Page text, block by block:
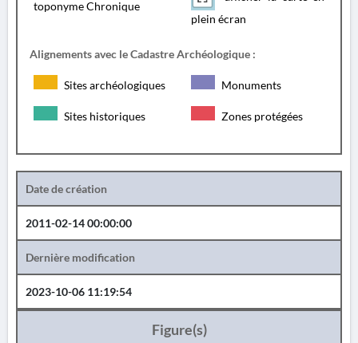
toponyme Chronique
plein écran
Alignements avec le Cadastre Archéologique :
Sites archéologiques Monuments
Sites historiques Zones protégées
Date de création
2011-02-14 00:00:00
Dernière modification
2023-10-06 11:19:54
Figure(s)